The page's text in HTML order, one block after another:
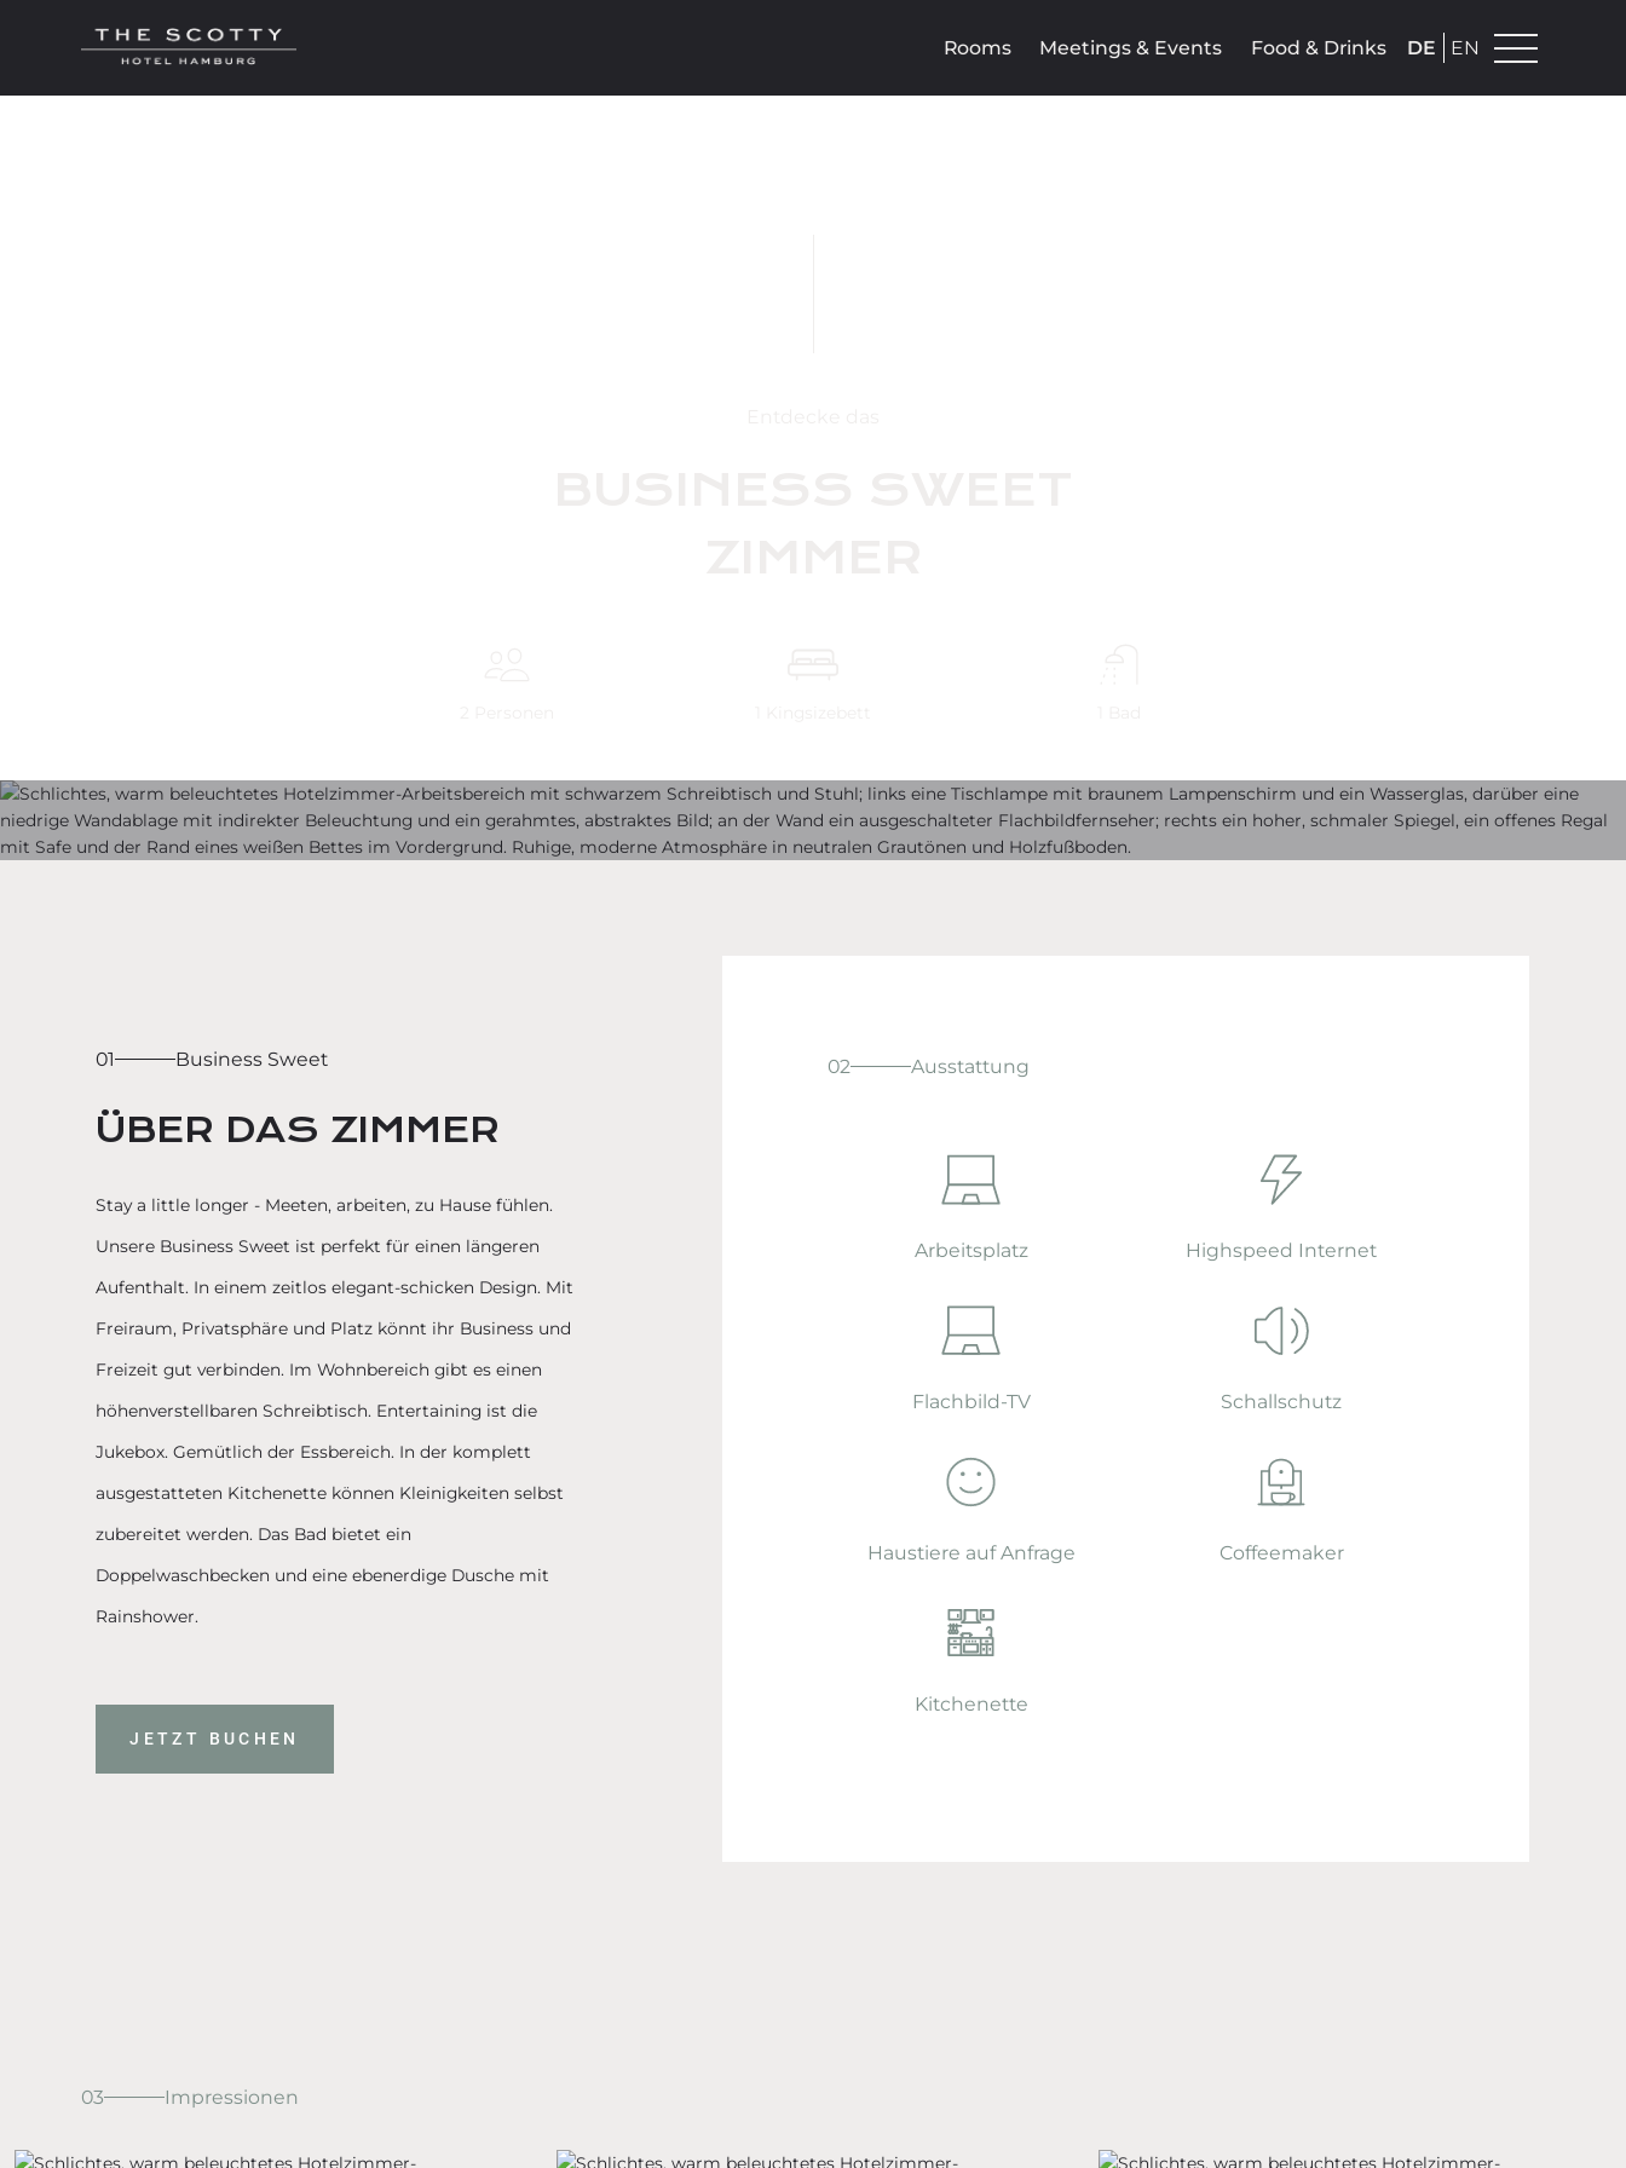
Rooms Meetings & Events Food & Drinks DE EN
01 Business Sweet
ÜBER DAS ZIMMER
Stay a little longer - Meeten, arbeiten, zu Hause fühlen.
Unsere Business Sweet ist perfekt für einen längeren
Aufenthalt. In einem zeitlos elegant-schicken Design. Mit
Freiraum, Privatsphäre und Platz könnt ihr Business und
Freizeit gut verbinden. Im Wohnbereich gibt es einen
höhenverstellbaren Schreibtisch. Entertaining ist die
Jukebox. Gemütlich der Essbereich. In der komplett
ausgestatteten Kitchenette können Kleinigkeiten selbst
zubereitet werden. Das Bad bietet ein
Doppelwaschbecken und eine ebenerdige Dusche mit
Rainshower.
JETZT BUCHEN
02 Ausstattung
Arbeitsplatz Highspeed Internet
Flachbild-TV Schallschutz
Haustiere auf Anfrage Coffeemaker
Kitchenette
03 Impressionen